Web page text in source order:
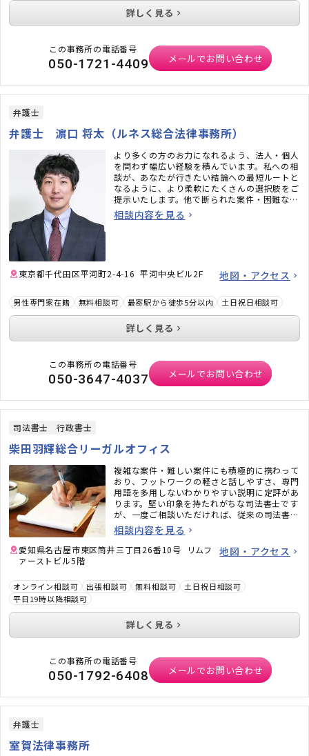
詳しく見る
この事務所の電話番号
050-1721-4409 メールでお問い合わせ
弁護士
弁護士 濵口 将太（ルネス総合法律事務所）
より多くの方のお力になれるよう、法人・個人
を問わず幅広い経験を積んでいます。私への相
談が、あなたが行きたい結論への最短ルートと
なるように、より柔軟にたくさんの選択肢をご
提示いたします。他で断られた案件・困難な案
件も、可能な限り解決や納得のための道筋をご
提案できるよう努めます。
相談内容を見る
東京都千代田区平河町2-4-16 平河中央ビル2F 地図・アクセス
男性専門家在籍 無料相談可 最寄駅から徒歩5分以内 土日祝日相談可
詳しく見る
この事務所の電話番号
050-3647-4037 メールでお問い合わせ
司法書士 行政書士
柴田羽輝総合リーガルオフィス
複雑な案件・難しい案件にも積極的に携わって
おり、フットワークの軽さと話しやすさ、専門
用語を多用しないわかりやすい説明に定評があ
ります。堅い印象を持たれがちな司法書士です
が、一度ご相談いただければ、従来の司法書士
のイメージがガラッと変わるかと思います。ど
うぞお気軽にご相談ください。
相談内容を見る
愛知県名古屋市東区筒井三丁目26番10号 リムフ
ァーストビル5階
地図・アクセス
オンライン相談可 出張相談可 無料相談可
土日祝日相談可
平日19時以降相談可
詳しく見る
この事務所の電話番号
050-1792-6408 メールでお問い合わせ
弁護士
室賀法律事務所